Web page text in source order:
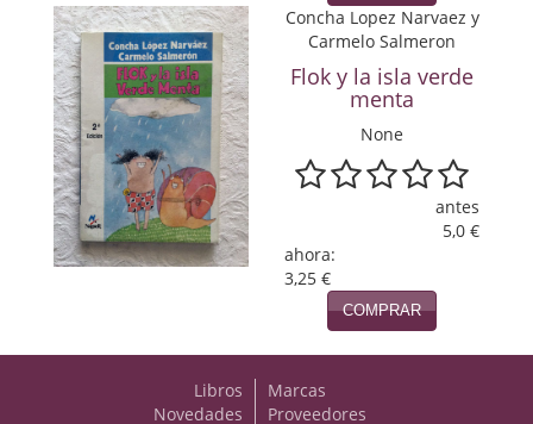
Concha Lopez Narvaez y
Carmelo Salmeron
Flok y la isla verde
menta
None
antes
5,0 €
ahora:
3,25 €
COMPRAR
Libros
Novedades
Marcas
Proveedores